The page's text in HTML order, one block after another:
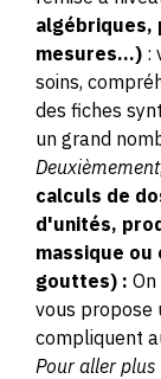
algébriques,
mesures...) :
soins,
des fiches
un grand
Deuxièmement
calculs de
d'unités,
massique ou
gouttes) :
vous propose
compliquent
Pour aller plus